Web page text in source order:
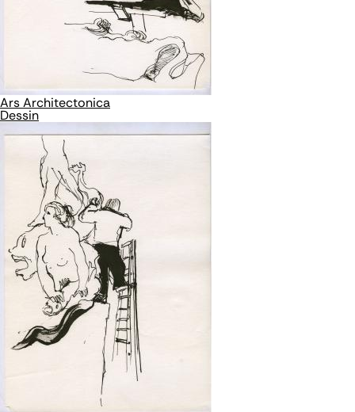
Ars Architectonica
Dessin